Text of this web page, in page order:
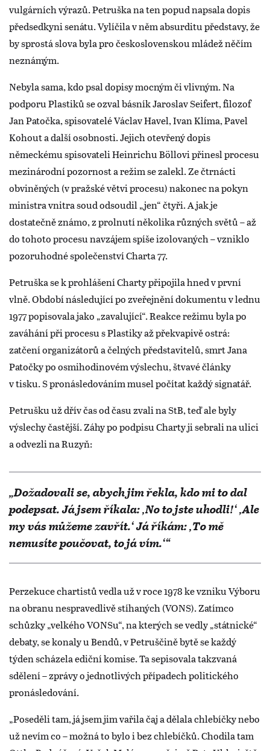
vulgárních výrazů. Petruška na ten popud napsala dopis
předsedkyni senátu. Vylíčila v něm absurditu představy, že
by sprostá slova byla pro československou mládež něčím
neznámým.
Nebyla sama, kdo psal dopisy mocným či vlivným. Na
podporu Plastiků se ozval básník Jaroslav Seifert, filozof
Jan Patočka, spisovatelé Václav Havel, Ivan Klíma, Pavel
Kohout a další osobnosti. Jejich otevřený dopis
německému spisovateli Heinrichu Böllovi přinesl procesu
mezinárodní pozornost a režim se zalekl. Ze čtrnácti
obviněných (v pražské větvi procesu) nakonec na pokyn
ministra vnitra soud odsoudil „jen“ čtyři. A jak je
dostatečně známo, z prolnutí několika různých světů – až
do tohoto procesu navzájem spíše izolovaných – vzniklo
pozoruhodné společenství Charta 77.
Petruška se k prohlášení Charty připojila hned v první
vlně. Období následující po zveřejnění dokumentu v lednu
1977 popisovala jako „zavalující“. Reakce režimu byla po
zaváhání při procesu s Plastiky až překvapivě ostrá:
zatčení organizátorů a čelných představitelů, smrt Jana
Patočky po osmihodinovém výslechu, štvavé články
v tisku. S pronásledováním musel počítat každý signatář.
Petrušku už dřív čas od času zvali na StB, teď ale byly
výslechy častější. Záhy po podpisu Charty ji sebrali na ulici
a odvezli na Ruzyň:
„Dožadovali se, abych jim řekla, kdo mi to dal
podepsat. Já jsem říkala: ‚No to jste uhodli!‘ ‚Ale
my vás můžeme zavřít.‘ Já říkám: ‚To mě
nemusíte poučovat, to já vím.‘“
Perzekuce chartistů vedla už v roce 1978 ke vzniku Výboru
na obranu nespravedlivě stíhaných (VONS). Zatímco
schůzky „velkého VONSu“, na kterých se vedly „státnické“
debaty, se konaly u Bendů, v Petruščině bytě se každý
týden scházela ediční komise. Ta sepisovala takzvaná
sdělení – zprávy o jednotlivých případech politického
pronásledování.
„Poseděli tam, já jsem jim vařila čaj a dělala chlebíčky nebo
už nevím co – možná to bylo i bez chlebíčků. Chodila tam